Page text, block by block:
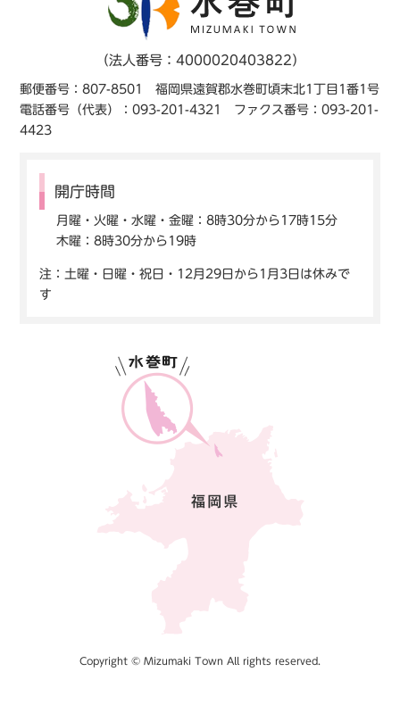
（法人番号：4000020403822）
郵便番号：807-8501 福岡県遠賀郡水巻町頃末北1丁目1番1号
電話番号（代表）：093-201-4321 ファクス番号：093-201-
4423
開庁時間
月曜・火曜・水曜・金曜：8時30分から17時15分
木曜：8時30分から19時
注：土曜・日曜・祝日・12月29日から1月3日は休みで
す
Copyright © Mizumaki Town All rights reserved.